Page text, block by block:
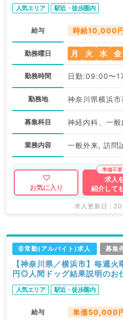
人気エリア 駅近・徒歩圏内
給与 時給10,000
勤務曜日 月 火 水 金
勤務時間 日勤:09:00〜
勤務地 神奈川県横浜
募集科目
業務内容
お気に入り
求人
紹介して
求人更新日 :
非常勤(アルバイト)求人 募集
【神奈川県／横浜市】毎週
円◎人間ドッグ結果説明のお
人気エリア 駅近・徒歩圏内
給与 単価50,000